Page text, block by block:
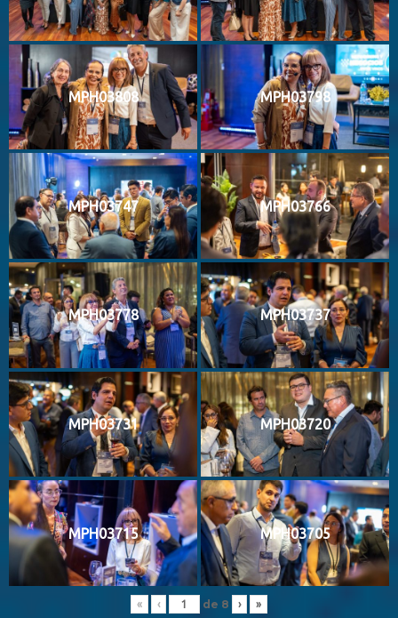
MPH03808 MPH03798
MPH03747 MPH03766
MPH03778 MPH03737
MPH03731 MPH03720
MPH03715 MPH03705
« ‹ de 8 › »